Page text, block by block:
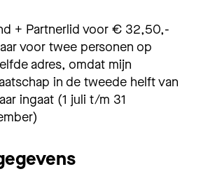
+ Partnerlid voor € 32,50,-
voor twee personen op
adres, omdat mijn
in de tweede helft van
ingaat (1 juli t/m 31